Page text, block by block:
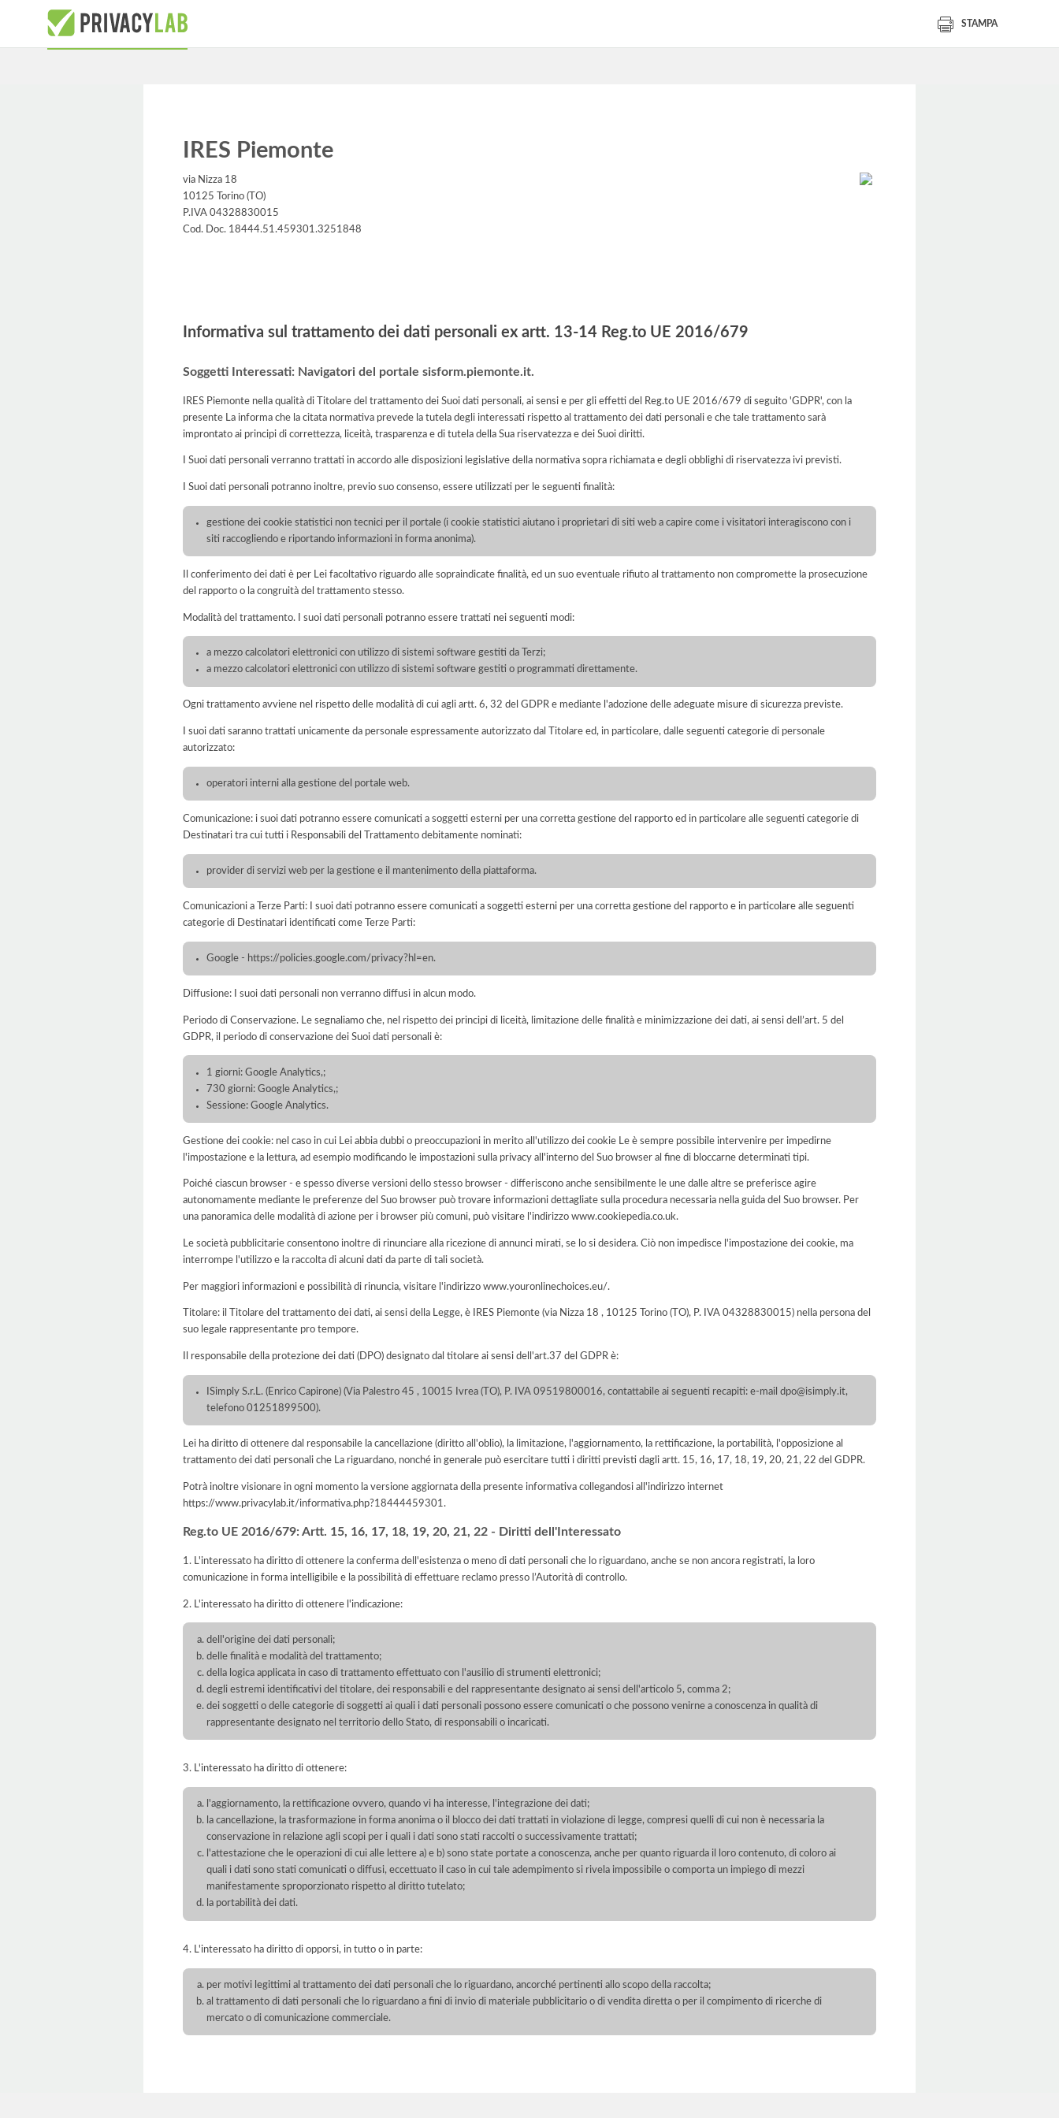
STAMPA
IRES Piemonte
via Nizza 18
10125 Torino (TO)
P.IVA 04328830015
Cod. Doc. 18444.51.459301.3251848
Informativa sul trattamento dei dati personali ex artt. 13-14 Reg.to UE 2016/679
Soggetti Interessati: Navigatori del portale sisform.piemonte.it.
IRES Piemonte nella qualità di Titolare del trattamento dei Suoi dati personali, ai sensi e per gli effetti del Reg.to UE 2016/679 di seguito 'GDPR', con la
presente La informa che la citata normativa prevede la tutela degli interessati rispetto al trattamento dei dati personali e che tale trattamento sarà
improntato ai principi di correttezza, liceità, trasparenza e di tutela della Sua riservatezza e dei Suoi diritti.
I Suoi dati personali verranno trattati in accordo alle disposizioni legislative della normativa sopra richiamata e degli obblighi di riservatezza ivi previsti.
I Suoi dati personali potranno inoltre, previo suo consenso, essere utilizzati per le seguenti finalità:
gestione dei cookie statistici non tecnici per il portale (i cookie statistici aiutano i proprietari di siti web a capire come i visitatori interagiscono con i
siti raccogliendo e riportando informazioni in forma anonima).
Il conferimento dei dati è per Lei facoltativo riguardo alle sopraindicate finalità, ed un suo eventuale rifiuto al trattamento non compromette la prosecuzione
del rapporto o la congruità del trattamento stesso.
Modalità del trattamento. I suoi dati personali potranno essere trattati nei seguenti modi:
a mezzo calcolatori elettronici con utilizzo di sistemi software gestiti da Terzi;
a mezzo calcolatori elettronici con utilizzo di sistemi software gestiti o programmati direttamente.
Ogni trattamento avviene nel rispetto delle modalità di cui agli artt. 6, 32 del GDPR e mediante l'adozione delle adeguate misure di sicurezza previste.
I suoi dati saranno trattati unicamente da personale espressamente autorizzato dal Titolare ed, in particolare, dalle seguenti categorie di personale
autorizzato:
operatori interni alla gestione del portale web.
Comunicazione: i suoi dati potranno essere comunicati a soggetti esterni per una corretta gestione del rapporto ed in particolare alle seguenti categorie di
Destinatari tra cui tutti i Responsabili del Trattamento debitamente nominati:
provider di servizi web per la gestione e il mantenimento della piattaforma.
Comunicazioni a Terze Parti: I suoi dati potranno essere comunicati a soggetti esterni per una corretta gestione del rapporto e in particolare alle seguenti
categorie di Destinatari identificati come Terze Parti:
Google - https://policies.google.com/privacy?hl=en.
Diffusione: I suoi dati personali non verranno diffusi in alcun modo.
Periodo di Conservazione. Le segnaliamo che, nel rispetto dei principi di liceità, limitazione delle finalità e minimizzazione dei dati, ai sensi dell’art. 5 del
GDPR, il periodo di conservazione dei Suoi dati personali è:
1 giorni: Google Analytics,;
730 giorni: Google Analytics,;
Sessione: Google Analytics.
Gestione dei cookie: nel caso in cui Lei abbia dubbi o preoccupazioni in merito all'utilizzo dei cookie Le è sempre possibile intervenire per impedirne
l'impostazione e la lettura, ad esempio modificando le impostazioni sulla privacy all'interno del Suo browser al fine di bloccarne determinati tipi.
Poiché ciascun browser - e spesso diverse versioni dello stesso browser - differiscono anche sensibilmente le une dalle altre se preferisce agire
autonomamente mediante le preferenze del Suo browser può trovare informazioni dettagliate sulla procedura necessaria nella guida del Suo browser. Per
una panoramica delle modalità di azione per i browser più comuni, può visitare l'indirizzo www.cookiepedia.co.uk.
Le società pubblicitarie consentono inoltre di rinunciare alla ricezione di annunci mirati, se lo si desidera. Ciò non impedisce l'impostazione dei cookie, ma
interrompe l'utilizzo e la raccolta di alcuni dati da parte di tali società.
Per maggiori informazioni e possibilità di rinuncia, visitare l'indirizzo www.youronlinechoices.eu/.
Titolare: il Titolare del trattamento dei dati, ai sensi della Legge, è IRES Piemonte (via Nizza 18 , 10125 Torino (TO), P. IVA 04328830015) nella persona del
suo legale rappresentante pro tempore.
Il responsabile della protezione dei dati (DPO) designato dal titolare ai sensi dell'art.37 del GDPR è:
ISimply S.r.L. (Enrico Capirone) (Via Palestro 45 , 10015 Ivrea (TO), P. IVA 09519800016, contattabile ai seguenti recapiti: e-mail dpo@isimply.it,
telefono 01251899500).
Lei ha diritto di ottenere dal responsabile la cancellazione (diritto all'oblio), la limitazione, l'aggiornamento, la rettificazione, la portabilità, l'opposizione al
trattamento dei dati personali che La riguardano, nonché in generale può esercitare tutti i diritti previsti dagli artt. 15, 16, 17, 18, 19, 20, 21, 22 del GDPR.
Potrà inoltre visionare in ogni momento la versione aggiornata della presente informativa collegandosi all'indirizzo internet
https://www.privacylab.it/informativa.php?18444459301 .
Reg.to UE 2016/679: Artt. 15, 16, 17, 18, 19, 20, 21, 22 - Diritti dell'Interessato
1. L'interessato ha diritto di ottenere la conferma dell'esistenza o meno di dati personali che lo riguardano, anche se non ancora registrati, la loro
comunicazione in forma intelligibile e la possibilità di effettuare reclamo presso l’Autorità di controllo.
2. L'interessato ha diritto di ottenere l'indicazione:
dell'origine dei dati personali;
delle finalità e modalità del trattamento;
della logica applicata in caso di trattamento effettuato con l'ausilio di strumenti elettronici;
degli estremi identificativi del titolare, dei responsabili e del rappresentante designato ai sensi dell'articolo 5, comma 2;
dei soggetti o delle categorie di soggetti ai quali i dati personali possono essere comunicati o che possono venirne a conoscenza in qualità di
rappresentante designato nel territorio dello Stato, di responsabili o incaricati.
3. L'interessato ha diritto di ottenere:
l'aggiornamento, la rettificazione ovvero, quando vi ha interesse, l'integrazione dei dati;
la cancellazione, la trasformazione in forma anonima o il blocco dei dati trattati in violazione di legge, compresi quelli di cui non è necessaria la
conservazione in relazione agli scopi per i quali i dati sono stati raccolti o successivamente trattati;
l'attestazione che le operazioni di cui alle lettere a) e b) sono state portate a conoscenza, anche per quanto riguarda il loro contenuto, di coloro ai
quali i dati sono stati comunicati o diffusi, eccettuato il caso in cui tale adempimento si rivela impossibile o comporta un impiego di mezzi
manifestamente sproporzionato rispetto al diritto tutelato;
la portabilità dei dati.
4. L'interessato ha diritto di opporsi, in tutto o in parte:
per motivi legittimi al trattamento dei dati personali che lo riguardano, ancorché pertinenti allo scopo della raccolta;
al trattamento di dati personali che lo riguardano a fini di invio di materiale pubblicitario o di vendita diretta o per il compimento di ricerche di
mercato o di comunicazione commerciale.